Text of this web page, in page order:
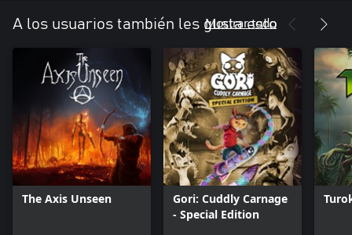
A los usuarios también les gusta esto
Mostrar todo
The Axis Unseen
Gori: Cuddly Carnage
- Special Edition